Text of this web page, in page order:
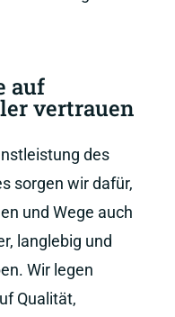
auf
vertrauen
des
sorgen wir dafür,
und Wege auch
langlebig und
Wir legen
Qualität,